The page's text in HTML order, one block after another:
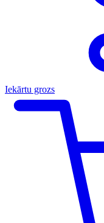
Iekārtu grozs